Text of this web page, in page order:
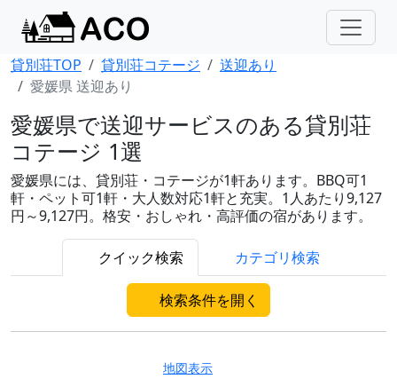
貸別荘TOP 貸別荘コテージ
送迎あり
愛媛県 送迎あり
愛媛県で送迎サービスのある貸別荘
コテージ 1選
愛媛県には、貸別荘・コテージが1軒あります。BBQ可1
軒・ペット可1軒・大人数対応1軒と充実。1人あたり9,127
円～9,127円。格安・おしゃれ・高評価の宿があります。
クイック検索 カテゴリ検索
検索条件を開く
地図表示